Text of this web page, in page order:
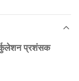
प्रशंसक